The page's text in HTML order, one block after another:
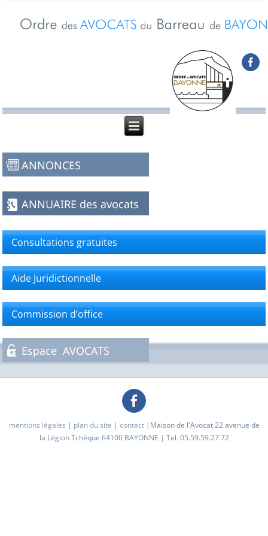
Consultations gratuites
Aide Juridictionnelle
Commission d’office
mentions légales | plan du site | contact|Maison de l'Avocat 22 avenue de
la Légion Tchèque 64100 BAYONNE | Tel. 05.59.59.27.72